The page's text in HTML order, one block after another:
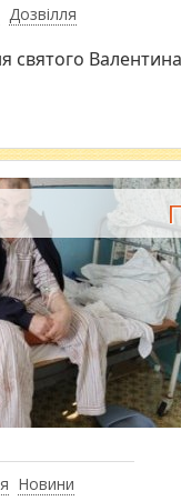
Дозвілля
святого
Новини